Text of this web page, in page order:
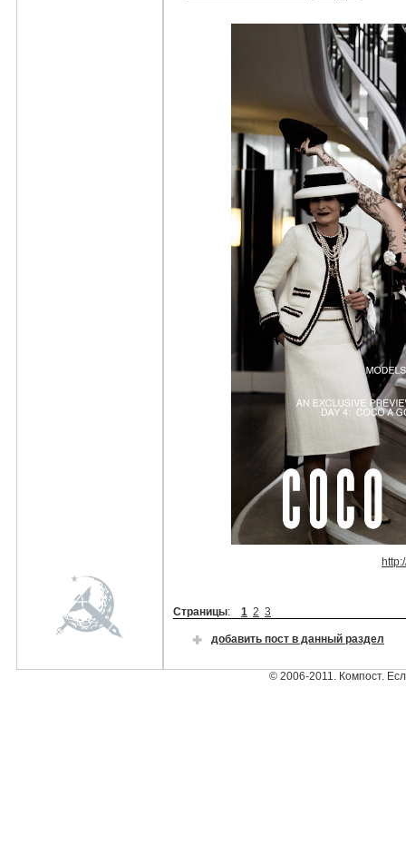
Страницы: 1 2 3
добавить пост в данный раздел
© 2006-2011. Компост.